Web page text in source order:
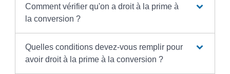
Comment vérifier qu'on a droit à la prime à
la conversion ?
Quelles conditions devez-vous remplir pour
avoir droit à la prime à la conversion ?